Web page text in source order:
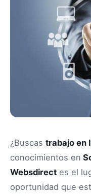
¿Buscas trabajo en
conocimientos en
Websdirect es el
oportunidad que